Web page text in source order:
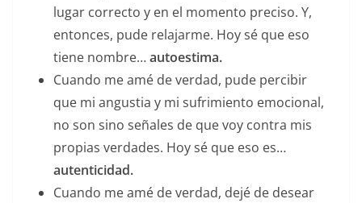
lugar correcto y en el momento preciso. Y,
entonces, pude relajarme. Hoy sé que eso
tiene nombre…autoestima.
Cuando me amé de verdad, pude percibir
que mi angustia y mi sufrimiento emocional,
no son sino señales de que voy contra mis
propias verdades. Hoy sé que eso es…
autenticidad.
Cuando me amé de verdad, dejé de desear